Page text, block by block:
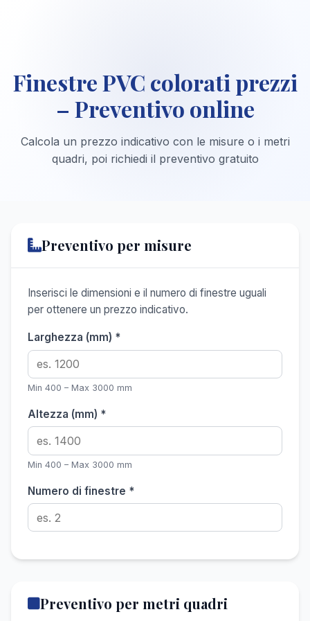
Finestre PVC colorati prezzi
– Preventivo online
Calcola un prezzo indicativo con le misure o i metri
quadri, poi richiedi il preventivo gratuito
Preventivo per misure
Inserisci le dimensioni e il numero di finestre uguali
per ottenere un prezzo indicativo.
Larghezza (mm) *
Min 400 – Max 3000 mm
Altezza (mm) *
Min 400 – Max 3000 mm
Numero di finestre *
Preventivo per metri quadri